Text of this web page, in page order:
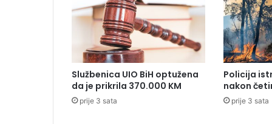
u
l
i
c
a
Službenica UIO BiH optužena
da je prikrila 370.000 KM
prije 3 sata
Policija
nakon
prije 3 sata